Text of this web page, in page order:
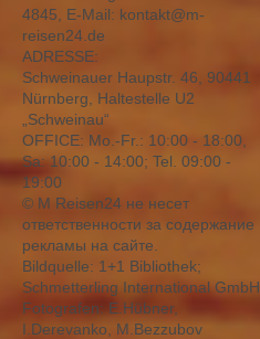
4845, E-Mail: kontakt@m-
reisen24.de
ADRESSE:
Schweinauer Haupstr. 46, 90441
Nürnberg, Haltestelle U2
„Schweinau“
OFFICE: Mо.-Fr.: 10:00 - 18:00,
Sa: 10:00 - 14:00; Tel. 09:00 -
19:00
© M Reisen24 не несет
ответственности за содержание
рекламы на сайте.
Bildquelle: 1+1 Bibliothek;
Schmetterling International GmbH,
Fotografen: E.Hübner,
I.Derevanko, M.Bezzubov